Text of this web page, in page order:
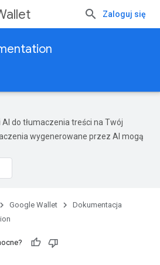
Zaloguj się
do tłumaczenia treści na Twój
wygenerowane przez AI mogą
Google Wallet
Dokumentacja